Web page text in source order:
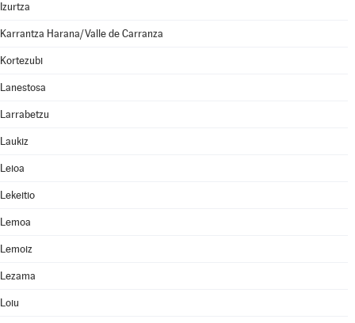
Izurtza
Karrantza Harana/Valle de Carranza
Kortezubi
Lanestosa
Larrabetzu
Laukiz
Leioa
Lekeitio
Lemoa
Lemoiz
Lezama
Loiu